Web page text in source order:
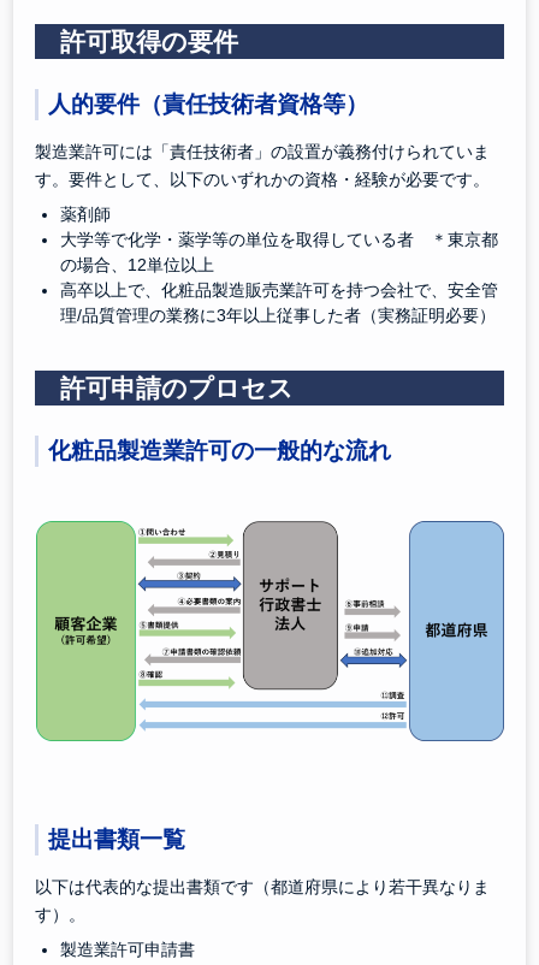
許可取得の要件
人的要件（責任技術者資格等）
製造業許可には「責任技術者」の設置が義務付けられていま
す。要件として、以下のいずれかの資格・経験が必要です。
薬剤師
大学等で化学・薬学等の単位を取得している者 ＊東京都
の場合、12単位以上
高卒以上で、化粧品製造販売業許可を持つ会社で、安全管
理/品質管理の業務に3年以上従事した者（実務証明必要）
許可申請のプロセス
化粧品製造業許可の一般的な流れ
提出書類一覧
以下は代表的な提出書類です（都道府県により若干異なりま
す）。
製造業許可申請書